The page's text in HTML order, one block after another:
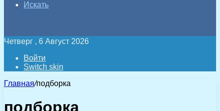
Искать
Четверг , 6 Август 2026
Войти
Switch skin
Главная/подборка
подборка